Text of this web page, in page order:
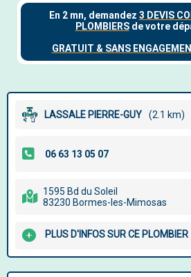
LASSALE PIERRE-GUY (2.1 km)
1595 Bd du Soleil
83230 Bormes-les-Mimosas
PLUS D'INFOS SUR CE PLOMBIER